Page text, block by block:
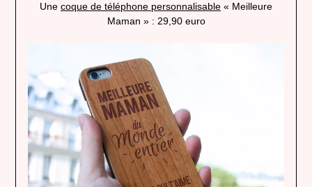
Une coque de téléphone personnalisable « Meilleure
Maman » : 29,90 euro